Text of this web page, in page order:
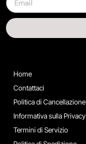
Home
Contattaci
Politica di Cancellazione
Informativa sulla Privacy
Termini di Servizio